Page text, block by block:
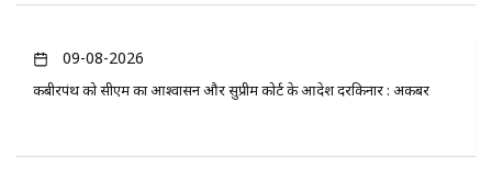
09-08-2026
कबीरपंथ को सीएम का आश्वासन और सुप्रीम कोर्ट के आदेश दरकिनार : अकबर